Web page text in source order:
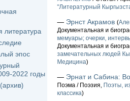
литература
эпос
2022 годы
"Литературный
— Эрнст Акрамов (
Документальная и
мемуары; очерки,
Документальная и
замечательных людей
Медицина)
— Эрнат и Сабина:
Поэма / Поэзия, Поэты,
классика)